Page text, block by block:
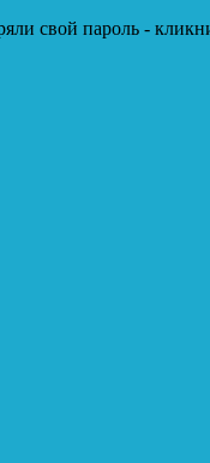
свой пароль -